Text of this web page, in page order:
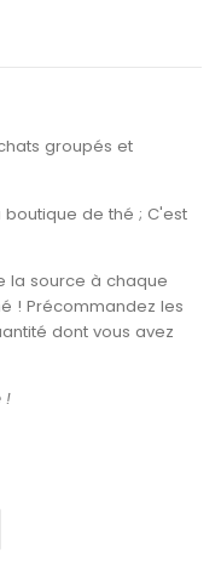
groupés et
de thé ; C'est
la source à chaque
! Précommandez les
dont vous avez
!